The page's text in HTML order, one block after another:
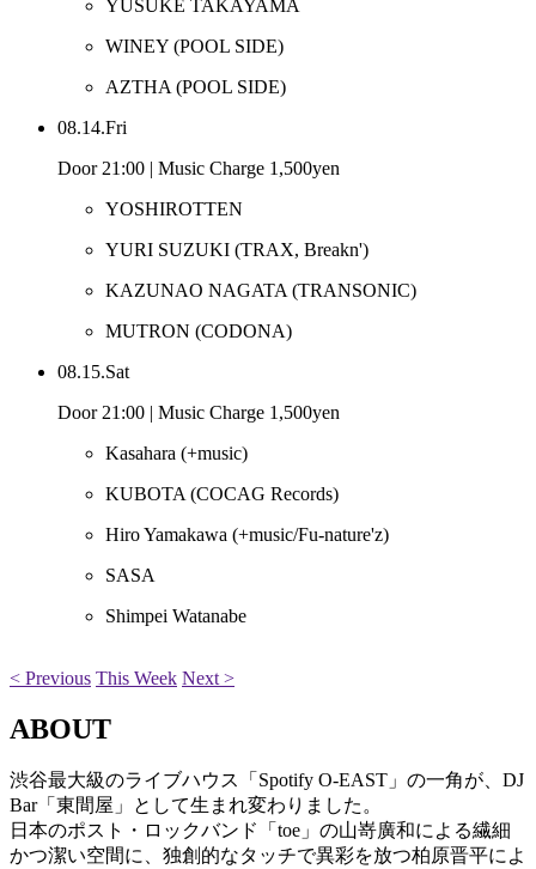
YUSUKE TAKAYAMA
WINEY (POOL SIDE)
AZTHA (POOL SIDE)
08.14.Fri
Door 21:00 | Music Charge 1,500yen
YOSHIROTTEN
YURI SUZUKI (TRAX, Breakn')
KAZUNAO NAGATA (TRANSONIC)
MUTRON (CODONA)
08.15.Sat
Door 21:00 | Music Charge 1,500yen
Kasahara (+music)
KUBOTA (COCAG Records)
Hiro Yamakawa (+music/Fu-nature'z)
SASA
Shimpei Watanabe
< Previous This Week Next >
ABOUT
渋谷最大級のライブハウス「Spotify O-EAST」の一角が、DJ
Bar「東間屋」として生まれ変わりました。
日本のポスト・ロックバンド「toe」の山嵜廣和による繊細
かつ潔い空間に、独創的なタッチで異彩を放つ柏原晋平によ